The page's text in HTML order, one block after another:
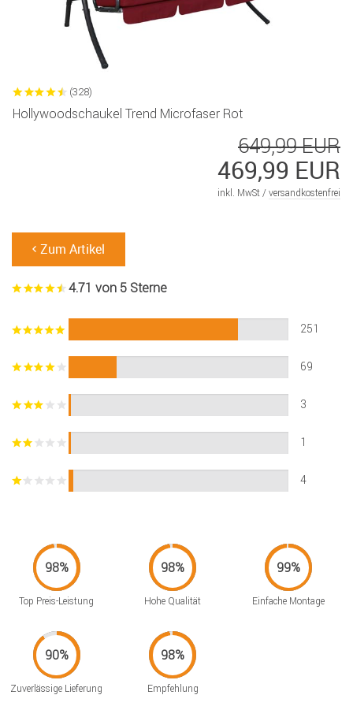
(328)
Hollywoodschaukel Trend Microfaser Rot
649,99 EUR
469,99 EUR
inkl. MwSt / versandkostenfrei
Zum Artikel
4.71 von 5 Sterne
251
69
3
1
4
Top Preis-Leistung Hohe Qualität Einfache Montage
Zuverlässige Lieferung Empfehlung